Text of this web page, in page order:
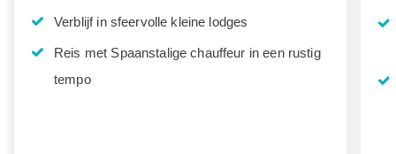
Verblijf in sfeervolle kleine lodges
Reis met Spaanstalige chauffeur in een rustig
tempo